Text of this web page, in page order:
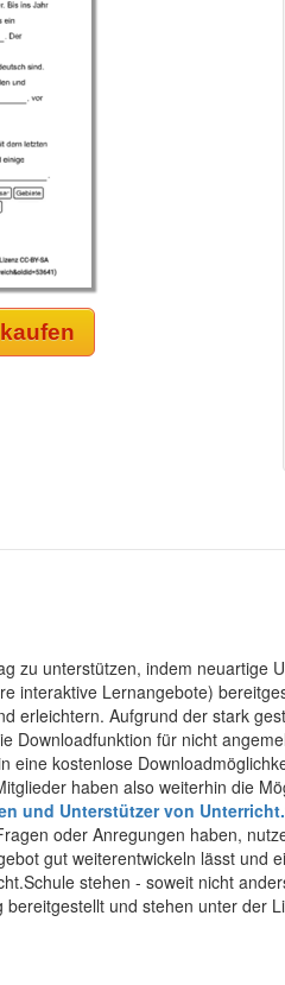
zu unterstützen, indem neuartige
interaktive Lernangebote)
erleichtern. Aufgrund der stark
Downloadfunktion für nicht
kostenlose
haben also weiterhin die
und Unterstützer von
oder Anregungen haben,
gut weiterentwickeln lässt und
stehen - soweit nicht
und stehen unter der